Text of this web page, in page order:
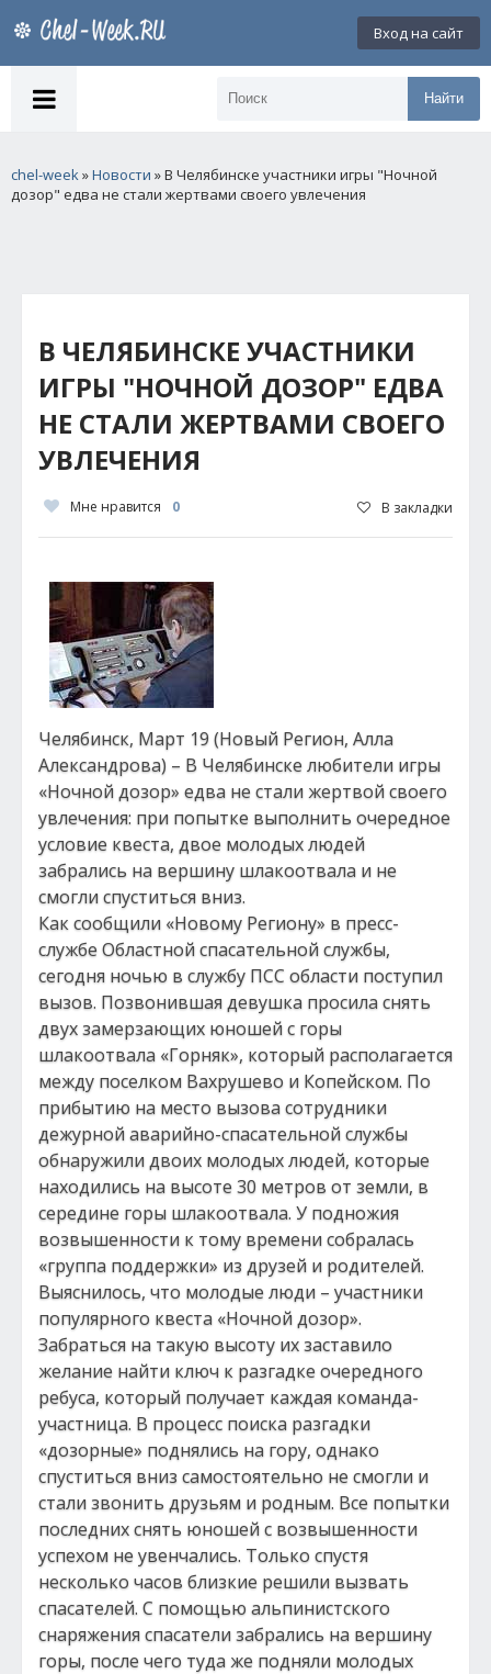
Вход на сайт
Найти
chel-week»Новости » В Челябинске участники игры "Ночной
дозор" едва не стали жертвами своего увлечения
В ЧЕЛЯБИНСКЕ УЧАСТНИКИ
ИГРЫ "НОЧНОЙ ДОЗОР" ЕДВА
НЕ СТАЛИ ЖЕРТВАМИ СВОЕГО
УВЛЕЧЕНИЯ
Мне нравится 0 В закладки
Челябинск, Март 19 (Новый Регион, Алла
Александрова) – В Челябинске любители игры
«Ночной дозор» едва не стали жертвой своего
увлечения: при попытке выполнить очередное
условие квеста, двое молодых людей
забрались на вершину шлакоотвала и не
смогли спуститься вниз.
Как сообщили «Новому Региону» в пресс-
службе Областной спасательной службы,
сегодня ночью в службу ПСС области поступил
вызов. Позвонившая девушка просила снять
двух замерзающих юношей с горы
шлакоотвала «Горняк», который располагается
между поселком Вахрушево и Копейском. По
прибытию на место вызова сотрудники
дежурной аварийно-спасательной службы
обнаружили двоих молодых людей, которые
находились на высоте 30 метров от земли, в
середине горы шлакоотвала. У подножия
возвышенности к тому времени собралась
«группа поддержки» из друзей и родителей.
Выяснилось, что молодые люди – участники
популярного квеста «Ночной дозор».
Забраться на такую высоту их заставило
желание найти ключ к разгадке очередного
ребуса, который получает каждая команда-
участница. В процесс поиска разгадки
«дозорные» поднялись на гору, однако
спуститься вниз самостоятельно не смогли и
стали звонить друзьям и родным. Все попытки
последних снять юношей с возвышенности
успехом не увенчались. Только спустя
несколько часов близкие решили вызвать
спасателей. С помощью альпинистского
снаряжения спасатели забрались на вершину
горы, после чего туда же подняли молодых